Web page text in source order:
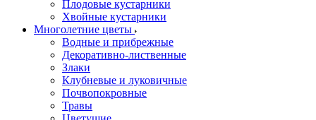
Плодовые кустарники
Хвойные кустарники
Многолетние цветы
Водные и прибрежные
Декоративно-лиственные
Злаки
Клубневые и луковичные
Почвопокровные
Травы